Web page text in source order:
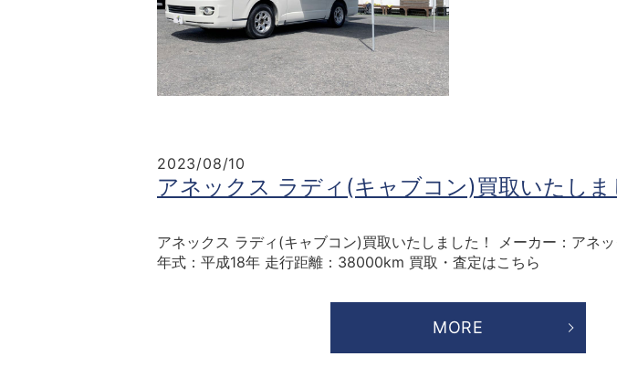
2023/08/10
アネックス ラディ(キャブコン)買取いたしま
アネックス ラディ(キャブコン)買取いたしました！ メーカー：アネ
年式：平成18年 走行距離：38000km 買取・査定はこちら
MORE